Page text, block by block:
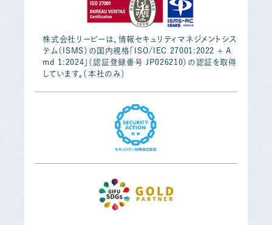
株式会社リーピーは、情報セキュリティマネジメントシス
テム（ISMS）の国内規格「ISO/IEC 27001:2022 + A
md 1:2024」（認証登録番号 JP026210）の認証を取得
しています。（本社のみ）